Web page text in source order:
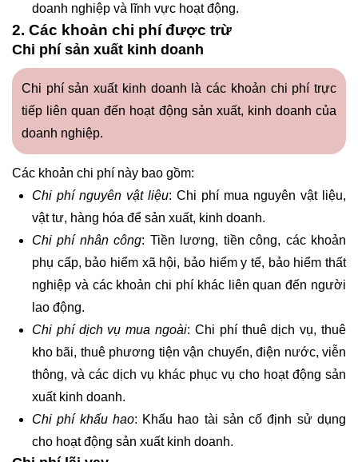
doanh nghiệp và lĩnh vực hoạt động.
2. Các khoản chi phí được trừ
Chi phí sản xuất kinh doanh
Chi phí sản xuất kinh doanh là các khoản chi phí trực
tiếp liên quan đến hoạt động sản xuất, kinh doanh của
doanh nghiệp.
Các khoản chi phí này bao gồm:
Chi phí nguyên vật liệu: Chi phí mua nguyên vật liệu,
vật tư, hàng hóa để sản xuất, kinh doanh.
Chi phí nhân công: Tiền lương, tiền công, các khoản
phụ cấp, bảo hiểm xã hội, bảo hiểm y tế, bảo hiểm thất
nghiệp và các khoản chi phí khác liên quan đến người
lao động.
Chi phí dịch vụ mua ngoài: Chi phí thuê dịch vụ, thuê
kho bãi, thuê phương tiện vận chuyển, điện nước, viễn
thông, và các dịch vụ khác phục vụ cho hoạt động sản
xuất kinh doanh.
Chi phí khấu hao: Khấu hao tài sản cố định sử dụng
cho hoạt động sản xuất kinh doanh.